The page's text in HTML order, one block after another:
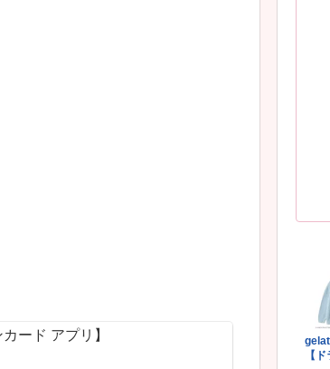
ード アプリ】